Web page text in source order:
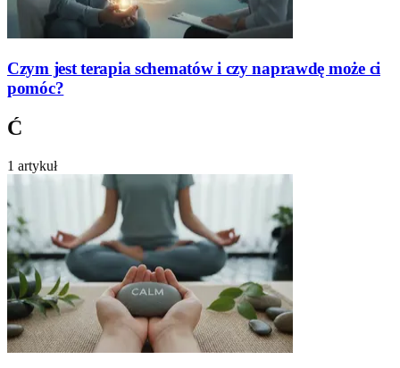
Czym jest terapia schematów i czy naprawdę może ci
pomóc?
Ć
1 artykuł